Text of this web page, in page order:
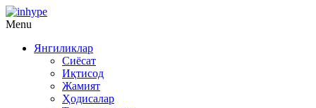
Menu
Янгиликлар
Сиёсат
Иқтисод
Жамият
Ҳодисалар